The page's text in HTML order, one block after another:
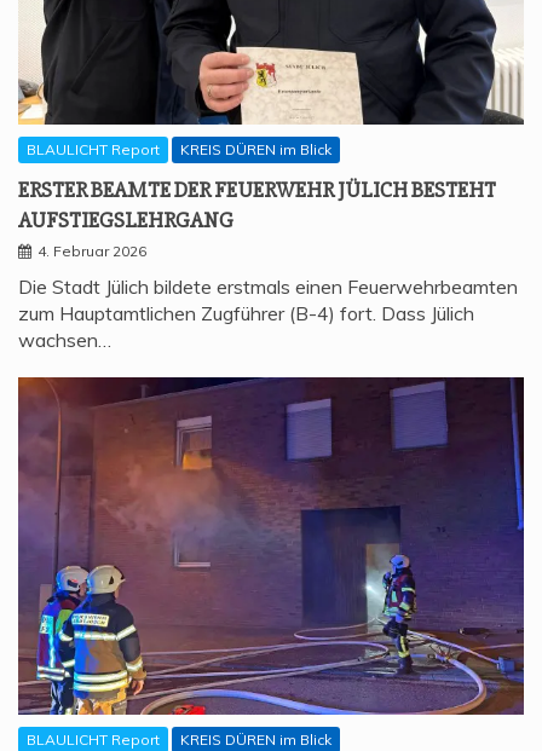
BLAULICHT Report KREIS DÜREN im Blick
ERS­TER BEAM­TE DER FEU­ER­WEHR JÜLICH BESTEHT
AUFSTIEGSLEHRGANG
4. Februar 2026
Die Stadt Jülich bildete erstmals einen Feuerwehrbeamten
zum Hauptamtlichen Zugführer (B-4) fort. Dass Jülich
wachsen…
BLAULICHT Report KREIS DÜREN im Blick